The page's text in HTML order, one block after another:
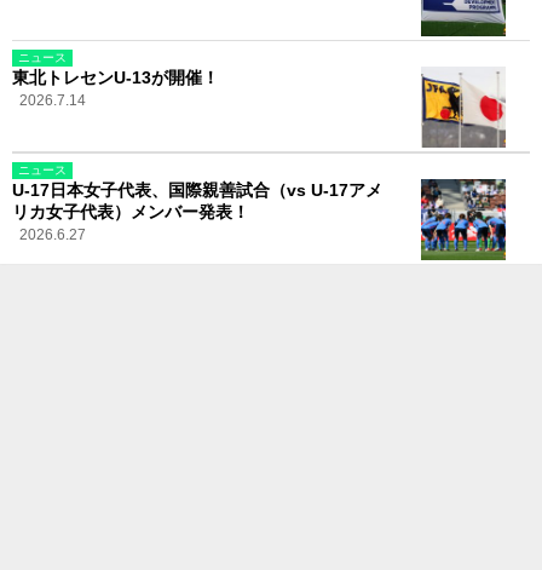
ニュース
東北トレセンU-13が開催！
2026.7.14
ニュース
U-17日本女子代表、国際親善試合（vs U-17アメ
リカ女子代表）メンバー発表！
2026.6.27